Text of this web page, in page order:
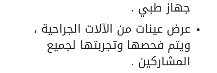
جهاز طبي .
عرض عينات من الآلات الجراحية ،
ويتم فحصها وتجربتها لجميع
المشاركين .